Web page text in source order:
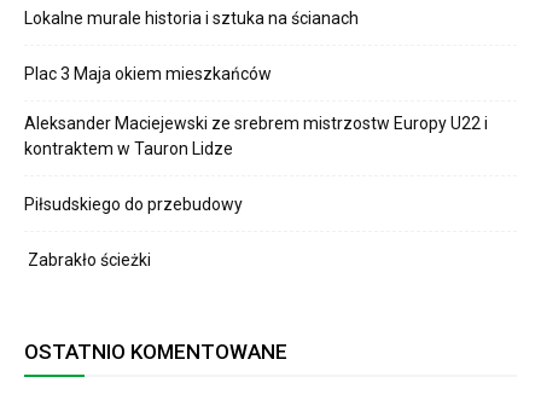
Lokalne murale historia i sztuka na ścianach
Plac 3 Maja okiem mieszkańców
Aleksander Maciejewski ze srebrem mistrzostw Europy U22 i
kontraktem w Tauron Lidze
Piłsudskiego do przebudowy
Zabrakło ścieżki
OSTATNIO KOMENTOWANE